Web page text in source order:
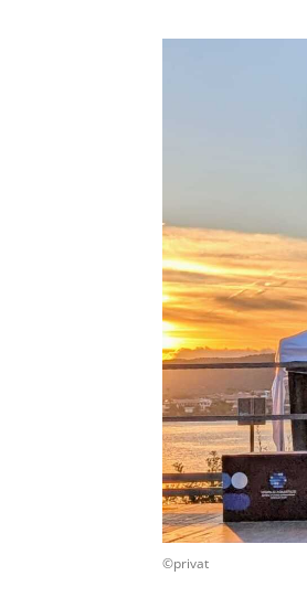
©privat
Quicklinks
Vereinsfinder
Lizenzwesen
Zentrale
Anti-Doping
Recht auf